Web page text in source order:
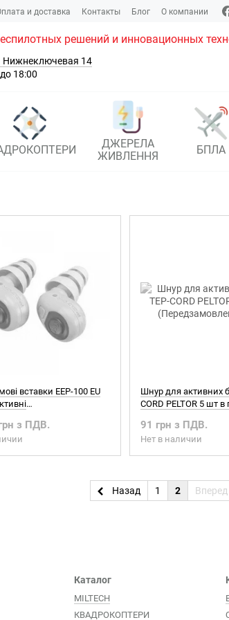
и доставка Контакты Блог О компании
решений и инновационных
Нижнеключевая 14
18:00
ДЖЕРЕЛА
ЖИВЛЕННЯ
БПЛА
вставки EEP-100 EU
з ПДВ.
Шнур для активних
CORD PELTOR 5 шт в
91 грн з ПДВ.
Нет в наличии
Назад 1 2 Вперед
Каталог
MILTECH
КВАДРОКОПТЕРИ